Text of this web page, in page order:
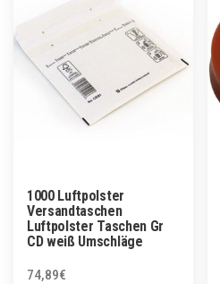
1000 Luftpolster
Versandtaschen
Luftpolster Taschen Gr
CD weiß Umschläge
74,89€